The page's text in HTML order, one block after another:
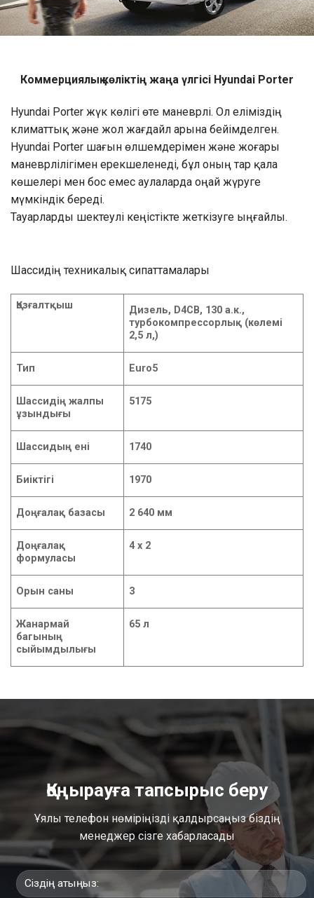
Коммерциялық көліктің жаңа үлгісі Hyundai Porter
Hyundai Porter жүк көлігі өте маневрлі. Ол еліміздің
климаттық және жол жағдайл арына бейімделген.
Hyundai Porter шағын өлшемдерімен және жоғары
маневрлілігімен ерекшеленеді, бұл оның тар қала
көшелері мен бос емес аулаларда оңай жүруге
мүмкіндік береді.
Тауарларды шектеулі кеңістікте жеткізуге ыңғайлы.
Шассидің техникалық сипаттамалары
Қозғалтқыш
Дизель, D4CB, 130 а.к.,
турбокомпрессорлық (көлемі
2,5 л,)
Тип Euro5
Шассидің жалпы
ұзындығы
5175
Шассидың ені 1740
Биіктігі 1970
Доңғалақ базасы 2 640 мм
Доңғалақ
формуласы
4 х 2
Орын саны 3
Жанармай
багының
сыйымдылығы
65 л
Қоңырауға тапсырыс беру
Ұялы телефон нөміріңізді қалдырсаңыз біздің
менеджер сізге хабарласады